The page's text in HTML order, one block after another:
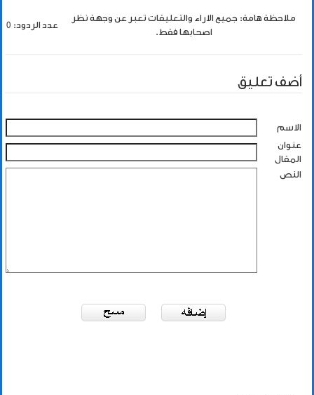
ملاحظة هامة: جميع الاراء والتعليقات تعبر عن وجهة نظر
اصحابها فقط.
عدد الردود: 0
أضف تعليق
الاسم
عنوان
المقال
النص